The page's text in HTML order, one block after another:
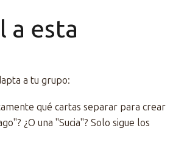
a esta
a tu grupo:
qué cartas separar para crear
¿O una "Sucia"? Solo sigue los